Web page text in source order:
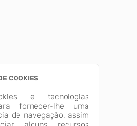
COOKIES
e tecnologias
fornecer-lhe uma
de navegação, assim